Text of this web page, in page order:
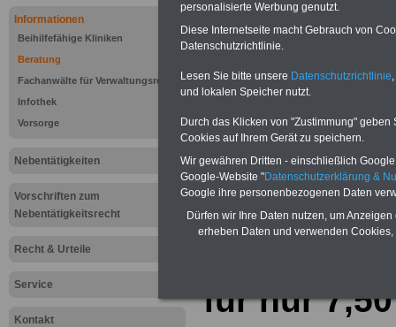
Informationen
Beihilfefähige Kliniken
Beratung
Fachanwälte für Verwaltungsrecht
Infothek
Vorsorge
Nebentätigkeiten
Vorschriften zum
Nebentätigkeitsrecht
Recht & Urteile
Service
Kontakt
.
Hier bieten wir
ein
erläutern wir"
eBook
für nur
personalisierte Werbung genutzt.
Diese Internetseite macht Gebrauch von
Datenschutzrichtlinie.
Lesen Sie bitte unsere Datenschutzrichtlinie
und lokalen Speicher nutzt.
Durch das Klicken von "Zustimmung"
Cookies auf Ihrem Gerät zu speichern.
Wir gewähren Dritten - einschließlich
Google-Website "Datenschutzerklärung &
Google ihre personenbezogenen Daten
Dürfen wir Ihre Daten nutzen, um
erheben Daten und verwenden